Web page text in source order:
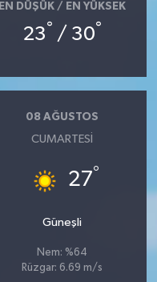
EN DÜŞÜK / EN YÜKSEK
23° / 30°
08 AĞUSTOS
CUMARTESI
27°
Güneşli
Nem: %64
Rüzgar: 6.69 m/s